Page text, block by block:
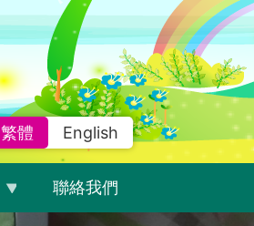
繁體
English
聯絡我們